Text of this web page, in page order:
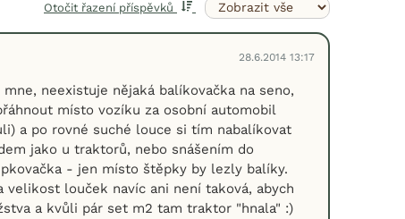
Otočit řazení příspěvků
28.6.2014 13:17
mne, neexistuje nějaká balíkovačka na seno,
místo vozíku za osobní automobil
a po rovné suché louce si tím nabalíkovat
jako u traktorů, nebo snášením do
- jen místo štěpky by lezly balíky.
velikost louček navíc ani není taková, abych
a kvůli pár set m2 tam traktor "hnala" :)